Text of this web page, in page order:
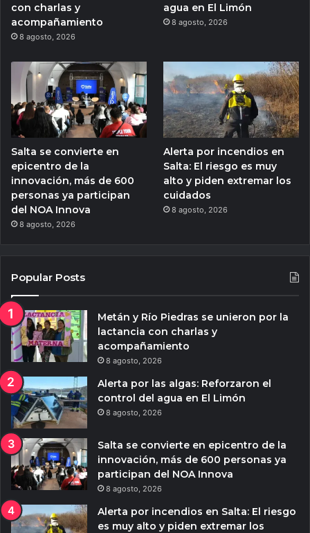
con charlas y
acompañamiento
8 agosto, 2026
agua en El Limón
8 agosto, 2026
Salta se convierte en
epicentro de la
innovación, más de 600
personas ya participan
del NOA Innova
8 agosto, 2026
Alerta por incendios en
Salta: El riesgo es muy
alto y piden extremar los
cuidados
8 agosto, 2026
Popular Posts
Metán y Río Piedras se unieron por la
lactancia con charlas y
acompañamiento
8 agosto, 2026
Alerta por las algas: Reforzaron el
control del agua en El Limón
8 agosto, 2026
Salta se convierte en epicentro de la
innovación, más de 600 personas ya
participan del NOA Innova
8 agosto, 2026
Alerta por incendios en Salta: El riesgo
es muy alto y piden extremar los